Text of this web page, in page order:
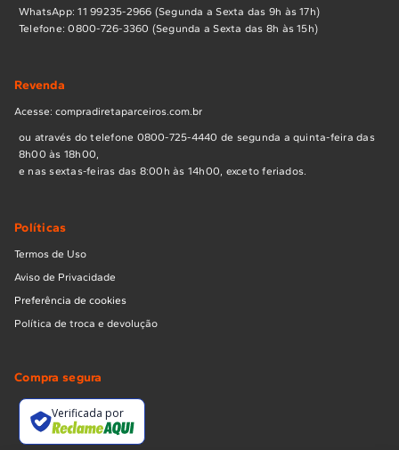
WhatsApp: 11 99235-2966 (Segunda a Sexta das 9h às 17h)
Telefone: 0800-726-3360 (Segunda a Sexta das 8h às 15h)
Revenda
Acesse: compradiretaparceiros.com.br
ou através do telefone 0800-725-4440 de segunda a quinta-feira das
8h00 às 18h00,
e nas sextas-feiras das 8:00h às 14h00, exceto feriados.
Políticas
Termos de Uso
Aviso de Privacidade
Preferência de cookies
Política de troca e devolução
Compra segura
Verificada por